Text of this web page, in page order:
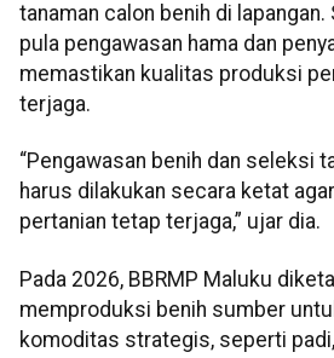
tanaman calon benih di lapangan.
pula pengawasan hama dan
memastikan kualitas produksi
terjaga.
“Pengawasan benih dan seleksi
harus dilakukan secara ketat
pertanian tetap terjaga,” ujar dia.
Pada 2026, BBRMP Maluku
memproduksi benih sumber
komoditas strategis, seperti